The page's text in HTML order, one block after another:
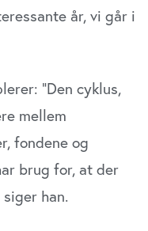
år, vi går i
”Den cyklus,
mellem
fondene og
brug for, at der
han.